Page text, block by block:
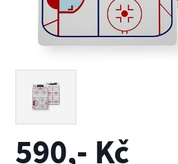
590,- Kč